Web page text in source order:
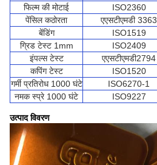
फिल्म की मोटाई
ISO2360
पेंसिल कठोरता
एएसटीएमडी 3363
बेंडिंग
ISO1519
ग्रिड टेस्ट 1mm
ISO2409
इंपल्स टेस्ट
एएसटीएमडी2794
कपिंग टेस्ट
ISO1520
गर्मी प्रतिरोध 1000 घंटे
ISO6270-1
नमक स्प्रे 1000 घंटे
ISO9227
उत्पाद विवरण